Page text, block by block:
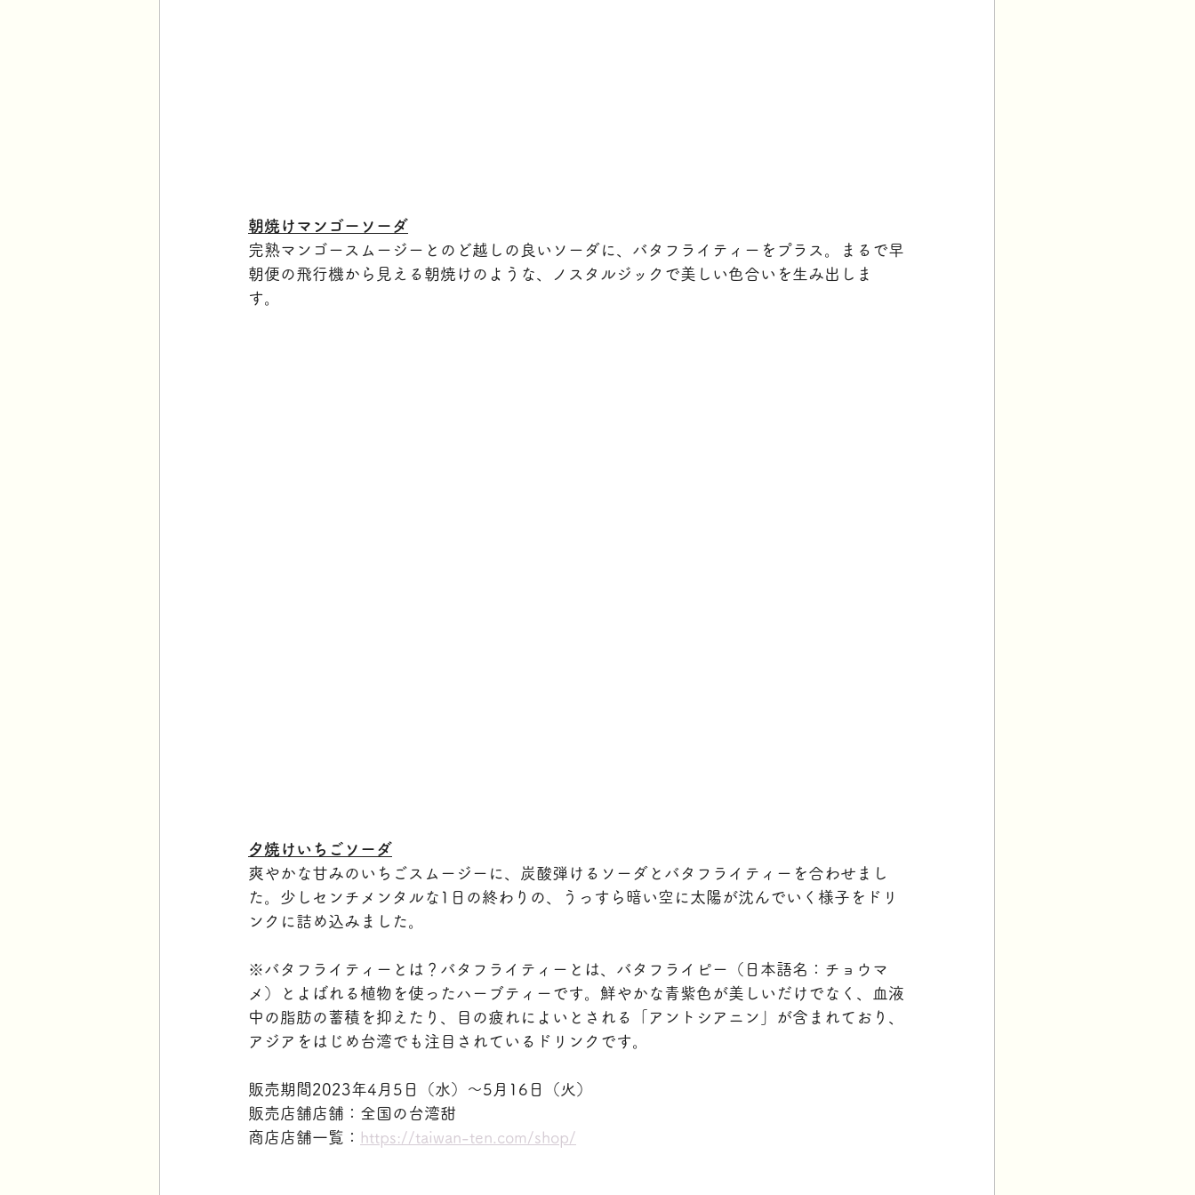
朝焼けマンゴーソーダ
完熟マンゴースムージーとのど越しの良いソーダに、バタフライティーをプラス。まるで早
朝便の飛行機から見える朝焼けのような、ノスタルジックで美しい色合いを生み出しま
す。
夕焼けいちごソーダ
爽やかな甘みのいちごスムージーに、炭酸弾けるソーダとバタフライティーを合わせまし
た。少しセンチメンタルな1日の終わりの、うっすら暗い空に太陽が沈んでいく様子をドリ
ンクに詰め込みました。
※バタフライティーとは？バタフライティーとは、バタフライピー（日本語名：チョウマ
メ）とよばれる植物を使ったハーブティーです。鮮やかな青紫色が美しいだけでなく、血液
中の脂肪の蓄積を抑えたり、目の疲れによいとされる「アントシアニン」が含まれており、
アジアをはじめ台湾でも注目されているドリンクです。
販売期間2023年4月5日（水）～5月16日（火）
販売店舗店舗：全国の台湾甜
商店店舗一覧： https://taiwan-ten.com/shop/